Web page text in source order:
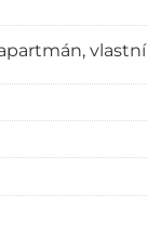
vlastní